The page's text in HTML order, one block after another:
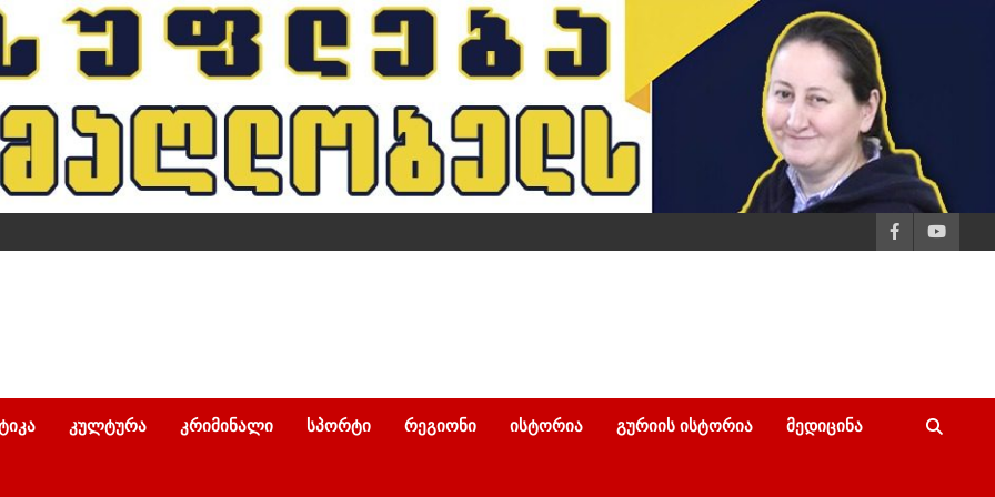
ᲙᲣᲚᲢᲣᲠᲐ ᲙᲠᲘᲛᲘᲜᲐᲚᲘ ᲡᲞᲝᲠᲢᲘ ᲠᲔᲒᲘᲝᲜᲘ ᲘᲡᲢᲝᲠᲘᲐ ᲒᲣᲠᲘᲘᲡ ᲘᲡᲢᲝᲠᲘᲐ ᲛᲔᲓᲘᲪᲘᲜᲐ